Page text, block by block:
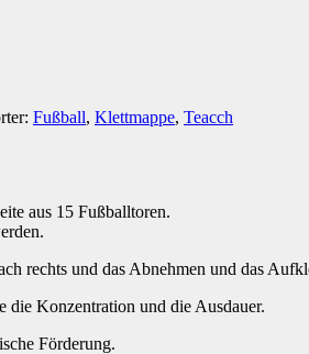
Fußball, Klettmappe, Teacch
aus 15 Fußballtoren.
rechts und das Abnehmen und das
Konzentration und die Ausdauer.
Förderung.